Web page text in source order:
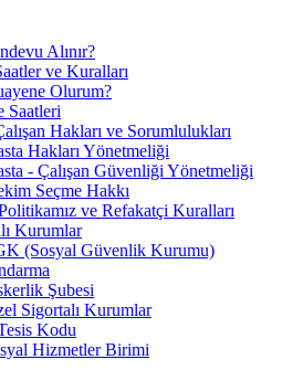
Alınır?
ve Kuralları
Olurum?
Saatleri
Hakları ve Sorumlulukları
Hakları Yönetmeliği
- Çalışan Güvenliği Yönetmeliği
Seçme Hakkı
ve Refakatçi Kuralları
Kurumlar
(Sosyal Güvenlik Kurumu)
Şubesi
Sigortalı Kurumlar
Kodu
Hizmetler Birimi